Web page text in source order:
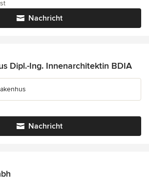
Nachricht
Dipl.-Ing. Innenarchitektin BDIA
Nachricht